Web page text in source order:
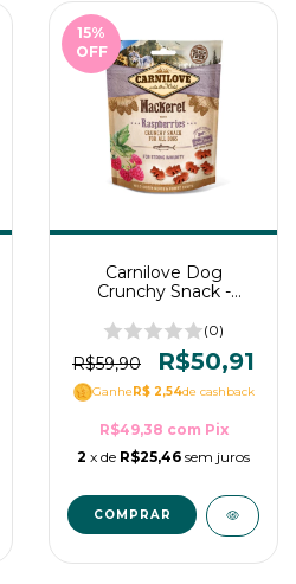
15%
OFF
Carnilove Dog
Crunchy Snack -
Peixe Cavalinha e
Framboesa 200g
(0)
R$59,90 R$50,91
GanheR$ 2,54de cashback
R$49,38 com Pix
2 x de R$25,46 sem juros